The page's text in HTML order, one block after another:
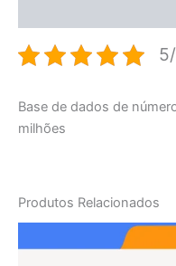
Base de dados de
milhões
Produtos Relacionados